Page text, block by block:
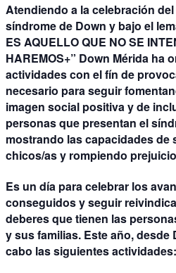
Atendiendo a la celebración
síndrome de Down y bajo el
ES AQUELLO QUE NO SE
HAREMOS+” Down Mérida ha
actividades con el fín de
necesario para seguir
imagen social positiva y de
personas que presentan el
mostrando las capacidades
chicos/as y rompiendo
Es un día para celebrar los
conseguidos y seguir
deberes que tienen las
y sus familias. Este año, desde
cabo las siguientes actividades: